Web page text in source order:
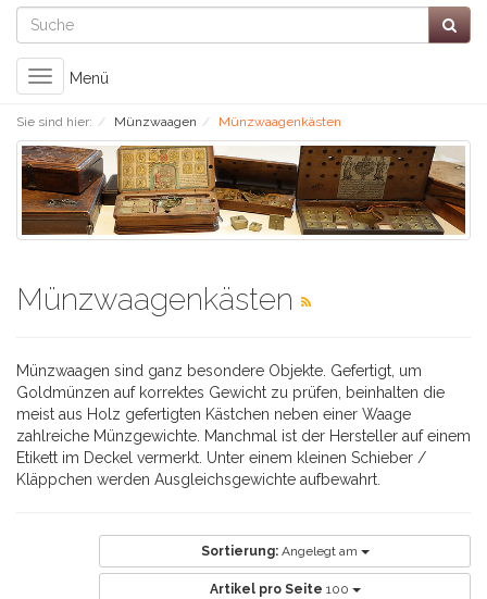
Toggle
navigation
Menü
Sie sind hier: Münzwaagen Münzwaagenkästen
Münzwaagenkästen
Münzwaagen sind ganz besondere Objekte. Gefertigt, um
Goldmünzen auf korrektes Gewicht zu prüfen, beinhalten die
meist aus Holz gefertigten Kästchen neben einer Waage
zahlreiche Münzgewichte. Manchmal ist der Hersteller auf einem
Etikett im Deckel vermerkt. Unter einem kleinen Schieber /
Kläppchen werden Ausgleichsgewichte aufbewahrt.
Sortierung: Angelegt am
Artikel pro Seite 100